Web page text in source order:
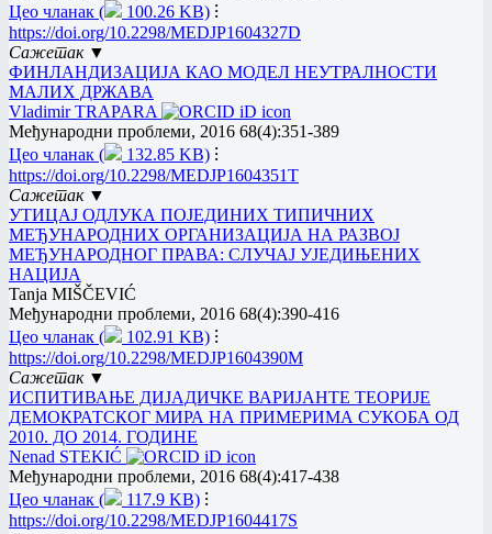
Цео чланак (
100.26 KB) ⁝
https://doi.org/10.2298/MEDJP1604327D
Сажетак ▼
ФИНЛАНДИЗАЦИЈА КАО МОДЕЛ НЕУТРАЛНОСТИ
МАЛИХ ДРЖАВА
Vladimir TRAPARA
Међународни проблеми, 2016 68(4):351-389
Цео чланак (
132.85 KB) ⁝
https://doi.org/10.2298/MEDJP1604351T
Сажетак ▼
УТИЦАЈ ОДЛУКА ПОЈЕДИНИХ ТИПИЧНИХ
МЕЂУНАРОДНИХ ОРГАНИЗАЦИЈА НА РАЗВОЈ
МЕЂУНАРОДНОГ ПРАВА: СЛУЧАЈ УЈЕДИЊЕНИХ
НАЦИЈА
Tanja MIŠČEVIĆ
Међународни проблеми, 2016 68(4):390-416
Цео чланак (
102.91 KB) ⁝
https://doi.org/10.2298/MEDJP1604390M
Сажетак ▼
ИСПИТИВАЊЕ ДИЈАДИЧКЕ ВАРИЈАНТЕ ТЕОРИЈЕ
ДЕМОКРАТСКОГ МИРА НА ПРИМЕРИМА СУКОБА ОД
2010. ДО 2014. ГОДИНЕ
Nenad STEKIĆ
Међународни проблеми, 2016 68(4):417-438
Цео чланак (
117.9 KB) ⁝
https://doi.org/10.2298/MEDJP1604417S